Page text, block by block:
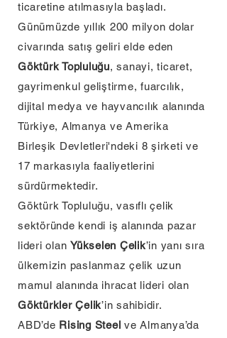
ticaretine atılmasıyla başladı.
Günümüzde yıllık 200 milyon dolar
civarında satış geliri elde eden
Göktürk Topluluğu, sanayi, ticaret,
gayrimenkul geliştirme, fuarcılık,
dijital medya ve hayvancılık alanında
Türkiye, Almanya ve Amerika
Birleşik Devletleri'ndeki 8 şirketi ve
17 markasıyla faaliyetlerini
sürdürmektedir.
Göktürk Topluluğu, vasıflı çelik
sektöründe kendi iş alanında pazar
lideri olan Yükselen Çelik’in yanı sıra
ülkemizin paslanmaz çelik uzun
mamul alanında ihracat lideri olan
Göktürkler Çelik’in sahibidir.
ABD’de Rising Steel ve Almanya’da